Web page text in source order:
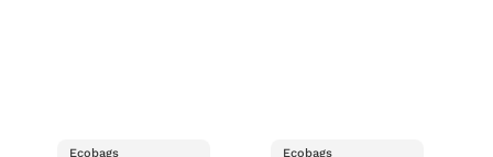
Ecobags
Ecobags